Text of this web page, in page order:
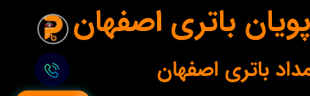
پویان باتری اصفهان
باتری اصفهان